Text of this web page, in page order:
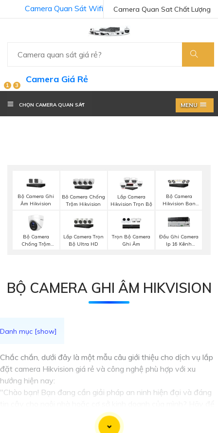
Camera Quan Sat Chất Lượng
Camera Quan Sát Wifi
1 3
Camera Giá Rẻ
CHỌN CAMERA QUAN SÁT MENU
Bộ Camera Ghi
Âm Hikvision
Bô Camera Chống
Trộm Hikvision
Lắp Camera
Hikvision Trọn Bộ
Bộ Camera
Hikvision Ban
Bộ Camera
Chống Trộm
Lắp Camera Trọn
Bộ Ultra HD
Trọn Bộ Camera
Ghi Âm
Đầu Ghi Camera
Ip 16 Kênh
BỘ CAMERA GHI ÂM HIKVISION
Chắc chắn, dưới đây là một mẫu câu giới thiệu cho dịch vụ lắp
đặt camera Hikvision giá rẻ và công nghệ phù hợp với xu
hướng hiện nay:
"Chào bạn! Bạn đang cần giải pháp an ninh hiện đại và đáng
chúng tôi giúp bạn với dịch vụ lắp đặt camera Hikvision giá rẻ,
mang đến công nghệ hàng đầu và hiệu suất ổn định. Với